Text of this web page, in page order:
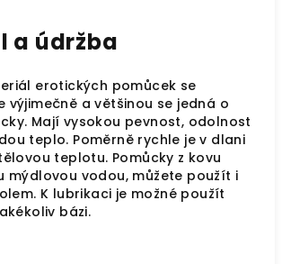
a údržba
erotických pomůcek se
výjimečně a většinou se jedná o
Mají vysokou pevnost, odolnost
teplo. Poměrně rychle je v dlani
teplotu. Pomůcky z kovu
mýdlovou vodou, můžete použít i
K lubrikaci je možné použít
bázi.